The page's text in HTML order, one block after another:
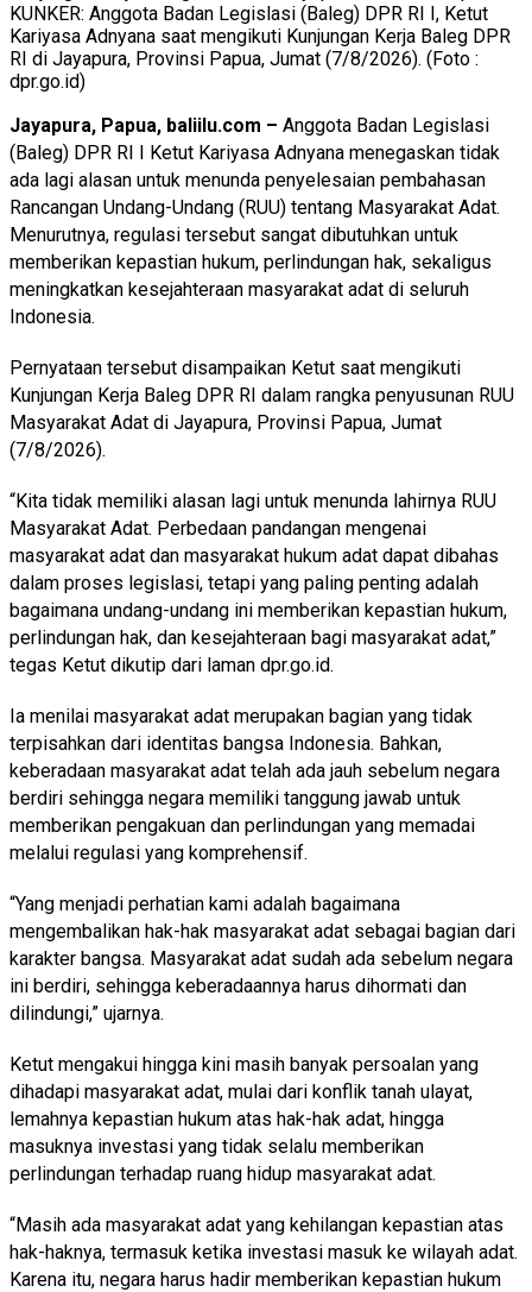
KUNKER: Anggota Badan Legislasi (Baleg) DPR RI I, Ketut
Kariyasa Adnyana saat mengikuti Kunjungan Kerja Baleg DPR
RI di Jayapura, Provinsi Papua, Jumat (7/8/2026). (Foto :
dpr.go.id)
Jayapura, Papua, baliilu.com – Anggota Badan Legislasi
(Baleg) DPR RI I Ketut Kariyasa Adnyana menegaskan tidak
ada lagi alasan untuk menunda penyelesaian pembahasan
Rancangan Undang-Undang (RUU) tentang Masyarakat Adat.
Menurutnya, regulasi tersebut sangat dibutuhkan untuk
memberikan kepastian hukum, perlindungan hak, sekaligus
meningkatkan kesejahteraan masyarakat adat di seluruh
Indonesia.
Pernyataan tersebut disampaikan Ketut saat mengikuti
Kunjungan Kerja Baleg DPR RI dalam rangka penyusunan RUU
Masyarakat Adat di Jayapura, Provinsi Papua, Jumat
(7/8/2026).
“Kita tidak memiliki alasan lagi untuk menunda lahirnya RUU
Masyarakat Adat. Perbedaan pandangan mengenai
masyarakat adat dan masyarakat hukum adat dapat dibahas
dalam proses legislasi, tetapi yang paling penting adalah
bagaimana undang-undang ini memberikan kepastian hukum,
perlindungan hak, dan kesejahteraan bagi masyarakat adat,”
tegas Ketut dikutip dari laman dpr.go.id.
Ia menilai masyarakat adat merupakan bagian yang tidak
terpisahkan dari identitas bangsa Indonesia. Bahkan,
keberadaan masyarakat adat telah ada jauh sebelum negara
berdiri sehingga negara memiliki tanggung jawab untuk
memberikan pengakuan dan perlindungan yang memadai
melalui regulasi yang komprehensif.
“Yang menjadi perhatian kami adalah bagaimana
mengembalikan hak-hak masyarakat adat sebagai bagian dari
karakter bangsa. Masyarakat adat sudah ada sebelum negara
ini berdiri, sehingga keberadaannya harus dihormati dan
dilindungi,” ujarnya.
Ketut mengakui hingga kini masih banyak persoalan yang
dihadapi masyarakat adat, mulai dari konflik tanah ulayat,
lemahnya kepastian hukum atas hak-hak adat, hingga
masuknya investasi yang tidak selalu memberikan
perlindungan terhadap ruang hidup masyarakat adat.
“Masih ada masyarakat adat yang kehilangan kepastian atas
hak-haknya, termasuk ketika investasi masuk ke wilayah adat.
Karena itu, negara harus hadir memberikan kepastian hukum